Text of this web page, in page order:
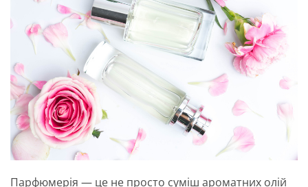
Парфюмерія — це не просто суміш ароматних олій